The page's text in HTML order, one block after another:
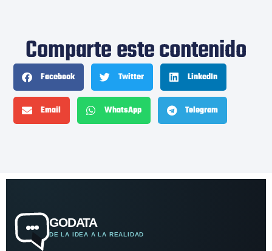
Comparte este contenido
Facebook Twitter LinkedIn
Email WhatsApp Telegram
GODATA
DE LA IDEA A LA REALIDAD